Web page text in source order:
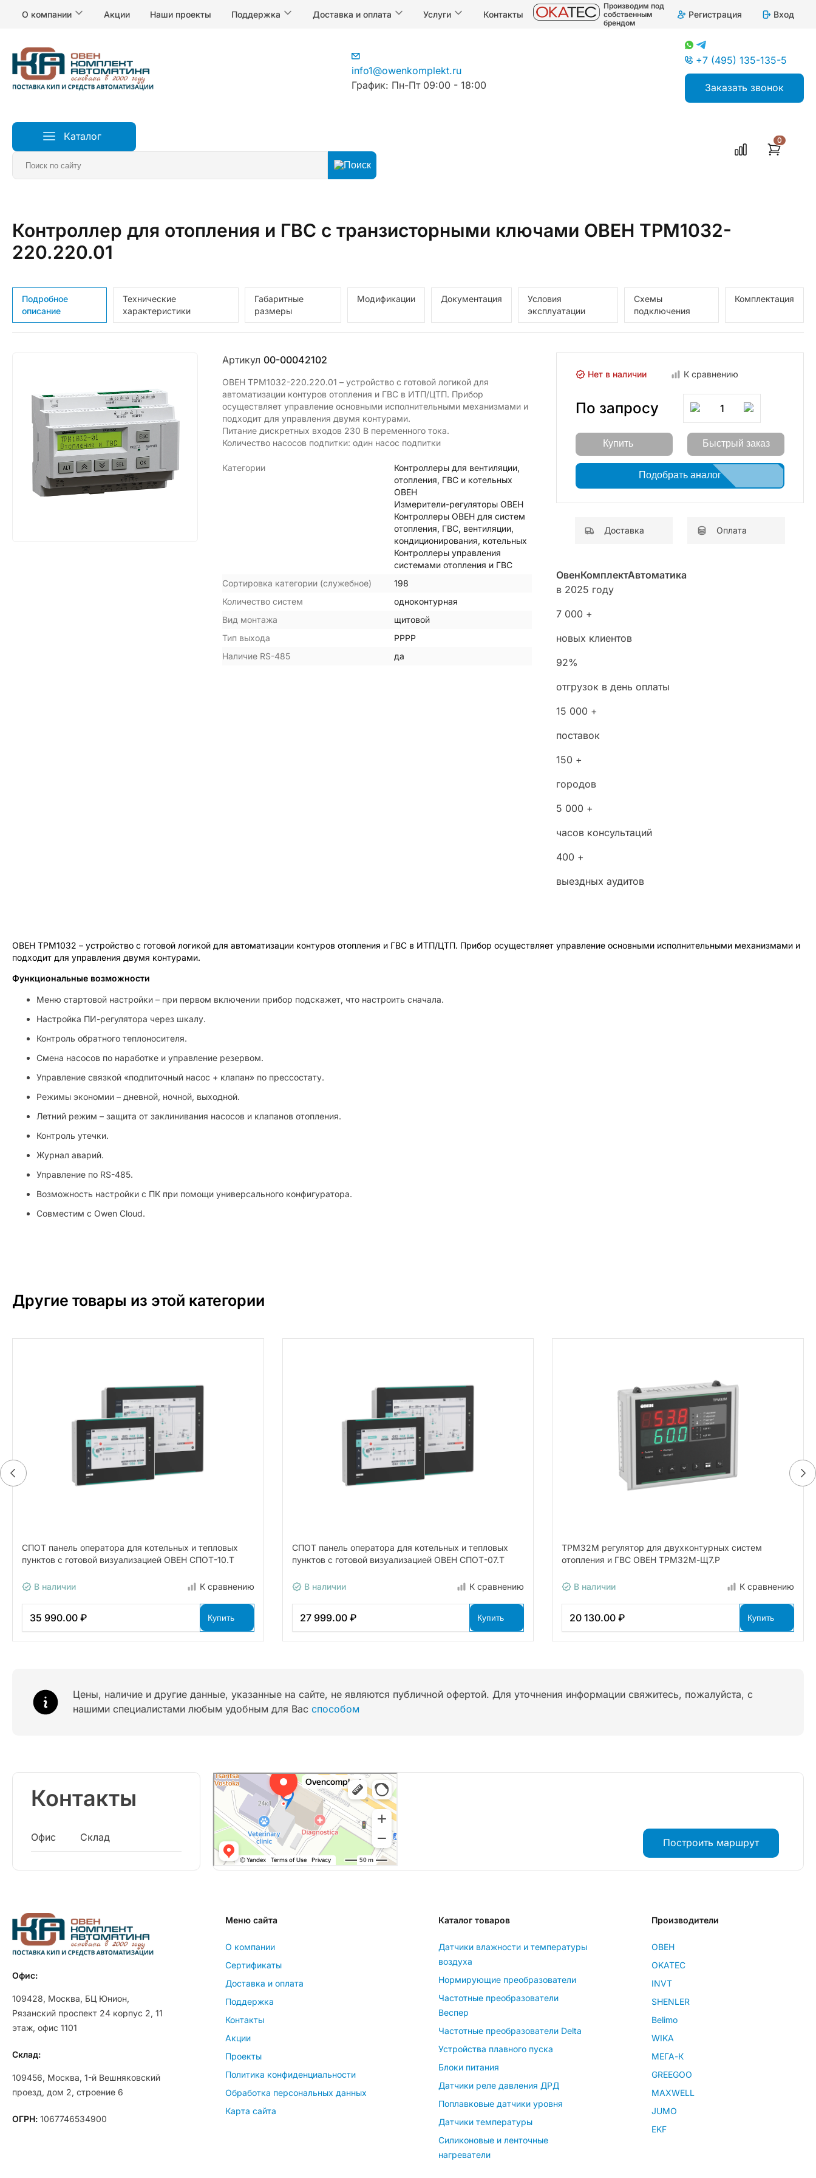
О компании Акции Наши проекты Поддержка Доставка и оплата Услуги Контакты
Производим под
собственным
брендом
Регистрация Вход
info1@owenkomplekt.ru
График: Пн-Пт 09:00 - 18:00
+7 (495) 135-135-5
Заказать звонок
Каталог 0
Главная Измерители и регуляторы температуры Контроллеры для вентиляции, отопления, ГВС и котельных
Контроллер для отопления и ГВС с транзисторными ключами ОВЕН ТРМ1032-
220.220.01
Подробное
описание
Технические
характеристики
Габаритные
размеры
Модификации Документация
Условия
эксплуатации
Схемы
подключения
Комплектация
Артикул 00-00042102
ОВЕН ТРМ1032-220.220.01 – устройство с готовой логикой для
автоматизации контуров отопления и ГВС в ИТП/ЦТП. Прибор
осуществляет управление основными исполнительными механизмами и
подходит для управления двумя контурами.
Питание дискретных входов 230 В переменного тока.
Количество насосов подпитки: один насос подпитки
Категории
Контроллеры для вентиляции,
отопления, ГВС и котельных
ОВЕН
Измерители-регуляторы ОВЕН
Контроллеры ОВЕН для систем
отопления, ГВС, вентиляции,
кондиционирования, котельных
Контроллеры управления
системами отопления и ГВС
Сортировка категории (служебное)
198
Количество систем
одноконтурная
Вид монтажа
щитовой
Тип выхода
РРРР
Наличие RS-485
да
Нет в наличии К сравнению
По запросу 1
Купить Быстрый заказ
Подобрать аналог
Доставка Оплата
ОвенКомплектАвтоматика
в 2025 году
7 000 +
новых клиентов
92%
отгрузок в день оплаты
15 000 +
поставок
150 +
городов
5 000 +
часов консультаций
400 +
выездных аудитов
ОВЕН ТРМ1032 – устройство с готовой логикой для автоматизации контуров отопления и ГВС в ИТП/ЦТП. Прибор осуществляет управление основными исполнительными механизмами и
подходит для управления двумя контурами.
Функциональные возможности
Меню стартовой настройки – при первом включении прибор подскажет, что настроить сначала.
Настройка ПИ-регулятора через шкалу.
Контроль обратного теплоносителя.
Смена насосов по наработке и управление резервом.
Управление связкой «подпиточный насос + клапан» по прессостату.
Режимы экономии – дневной, ночной, выходной.
Летний режим – защита от заклинивания насосов и клапанов отопления.
Контроль утечки.
Журнал аварий.
Управление по RS-485.
Возможность настройки с ПК при помощи универсального конфигуратора.
Совместим с Owen Cloud.
Другие товары из этой категории
СПОТ панель оператора для котельных и тепловых
пунктов с готовой визуализацией ОВЕН СПОТ-10.Т
В наличии К сравнению
35 990.00 ₽ Купить
СПОТ панель оператора для котельных и тепловых
пунктов с готовой визуализацией ОВЕН СПОТ-07.Т
В наличии К сравнению
27 999.00 ₽ Купить
ТРМ32М регулятор для двухконтурных систем
отопления и ГВС ОВЕН ТРМ32М-Щ7.Р
В наличии К сравнению
20 130.00 ₽ Купить
Цены, наличие и другие данные, указанные на сайте, не являются публичной офертой. Для уточнения информации свяжитесь, пожалуйста, с
нашими специалистами любым удобным для Вас способом
Контакты
Офис Склад Построить маршрут
Офис:
109428, Москва, БЦ Юнион,
Рязанский проспект 24 корпус 2, 11
этаж, офис 1101
Склад:
109456, Москва, 1-й Вешняковский
проезд, дом 2, строение 6
ОГРН: 1067746534900
Меню сайта
О компании
Сертификаты
Доставка и оплата
Поддержка
Контакты
Акции
Проекты
Политика конфиденциальности
Обработка персональных данных
Карта сайта
Каталог товаров
Датчики влажности и температуры
воздуха
Нормирующие преобразователи
Частотные преобразователи
Веспер
Частотные преобразователи Delta
Устройства плавного пуска
Блоки питания
Датчики реле давления ДРД
Поплавковые датчики уровня
Датчики температуры
Силиконовые и ленточные
нагреватели
Производители
ОВЕН
OKATEC
INVT
SHENLER
Belimo
WIKA
МЕГА-К
GREEGOO
MAXWELL
JUMO
EKF